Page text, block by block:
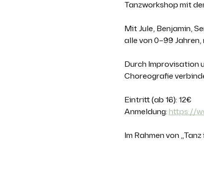
Tanzworkshop mit
Mit Jule, Benjamin,
alle von 0–99
Durch Improvisation
Choreografie
Eintritt (ab 16): 12€
Anmeldung: https://
Im Rahmen von